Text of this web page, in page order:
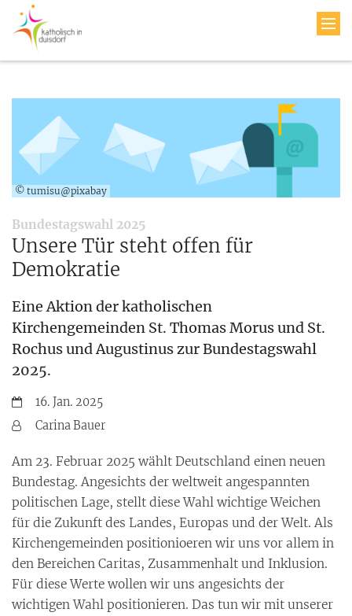
© tumisu@pixabay
Bundestagswahl 2025
Unsere Tür steht offen für
Demokratie
Eine Aktion der katholischen
Kirchengemeinden St. Thomas Morus und St.
Rochus und Augustinus zur Bundestagswahl
2025.
Datum:16. Jan. 2025
Von:Carina Bauer
Am 23. Februar 2025 wählt Deutschland einen neuen
Bundestag. Angesichts der weltweit angespannten
politischen Lage, stellt diese Wahl wichtige Weichen
für die Zukunft des Landes, Europas und der Welt. Als
Kirchengemeinden positionioeren wir uns vor allem in
den Bereichen Caritas, Zusammenhalt und Inklusion.
Für diese Werte wollen wir uns angesichts der
wichtigen Wahl positionieren. Das tun wir mit unserer